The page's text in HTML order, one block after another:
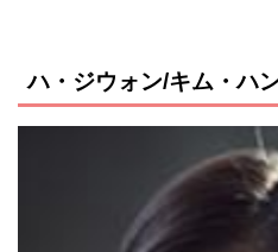
ハ・ジウォン/キム・ハ